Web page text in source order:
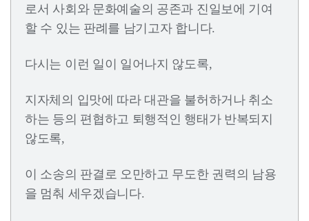
로서 사회와 문화예술의 공존과 진일보에 기여
할 수 있는 판례를 남기고자 합니다.
다시는 이런 일이 일어나지 않도록,
지자체의 입맛에 따라 대관을 불허하거나 취소
하는 등의 편협하고 퇴행적인 행태가 반복되지
않도록,
이 소송의 판결로 오만하고 무도한 권력의 남용
을 멈춰 세우겠습니다.